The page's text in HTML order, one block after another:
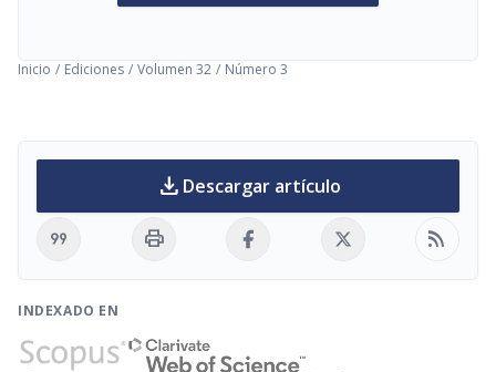
Inicio / Ediciones / Volumen 32 / Número 3
download Descargar artículo
format_quote print rss_feed
INDEXADO EN